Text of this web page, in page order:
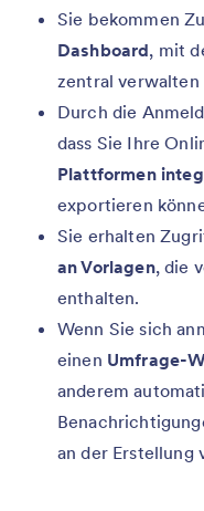
Sie bekommen
Dashboard, mit
zentral verwalten
Durch die
dass Sie Ihre
Plattformen
exportieren
Sie erhalten
an Vorlagen, die
enthalten.
Wenn Sie sich
einen Umfrage-
anderem
an der Erstellung